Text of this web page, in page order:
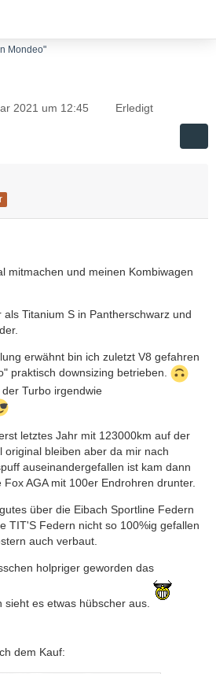
Mondeo"
2021 um 12:45 Erledigt
mitmachen und meinen Kombiwagen
Titanium S in Pantherschwarz und
erwähnt bin ich zuletzt V8 gefahren
praktisch downsizing betrieben.
Turbo irgendwie
letztes Jahr mit 123000km auf der
original bleiben aber da mir nach
auseinandergefallen ist kam dann
AGA mit 100er Endrohren drunter.
über die Eibach Sportline Federn
TIT'S Federn nicht so 100%ig gefallen
auch verbaut.
holpriger geworden das
sieht es etwas hübscher aus.
dem Kauf: